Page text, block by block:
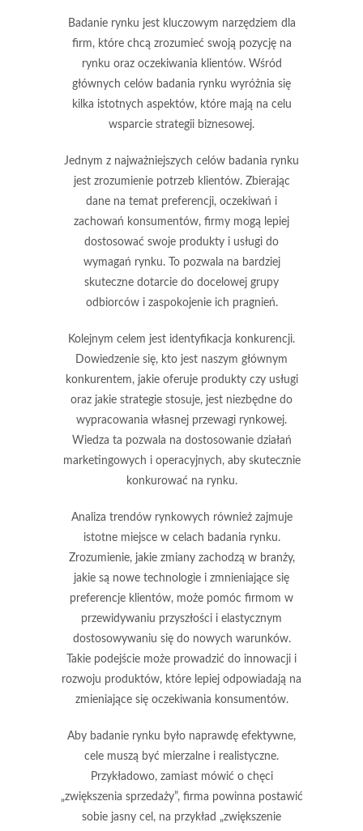
Badanie rynku jest kluczowym narzędziem dla
firm, które chcą zrozumieć swoją pozycję na
rynku oraz oczekiwania klientów. Wśród
głównych celów badania rynku wyróżnia się
kilka istotnych aspektów, które mają na celu
wsparcie strategii biznesowej.
Jednym z najważniejszych celów badania rynku
jest zrozumienie potrzeb klientów. Zbierając
dane na temat preferencji, oczekiwań i
zachowań konsumentów, firmy mogą lepiej
dostosować swoje produkty i usługi do
wymagań rynku. To pozwala na bardziej
skuteczne dotarcie do docelowej grupy
odbiorców i zaspokojenie ich pragnień.
Kolejnym celem jest identyfikacja konkurencji.
Dowiedzenie się, kto jest naszym głównym
konkurentem, jakie oferuje produkty czy usługi
oraz jakie strategie stosuje, jest niezbędne do
wypracowania własnej przewagi rynkowej.
Wiedza ta pozwala na dostosowanie działań
marketingowych i operacyjnych, aby skutecznie
konkurować na rynku.
Analiza trendów rynkowych również zajmuje
istotne miejsce w celach badania rynku.
Zrozumienie, jakie zmiany zachodzą w branży,
jakie są nowe technologie i zmnieniające się
preferencje klientów, może pomóc firmom w
przewidywaniu przyszłości i elastycznym
dostosowywaniu się do nowych warunków.
Takie podejście może prowadzić do innowacji i
rozwoju produktów, które lepiej odpowiadają na
zmieniające się oczekiwania konsumentów.
Aby badanie rynku było naprawdę efektywne,
cele muszą być mierzalne i realistyczne.
Przykładowo, zamiast mówić o chęci
„zwiększenia sprzedaży”, firma powinna postawić
sobie jasny cel, na przykład „zwiększenie